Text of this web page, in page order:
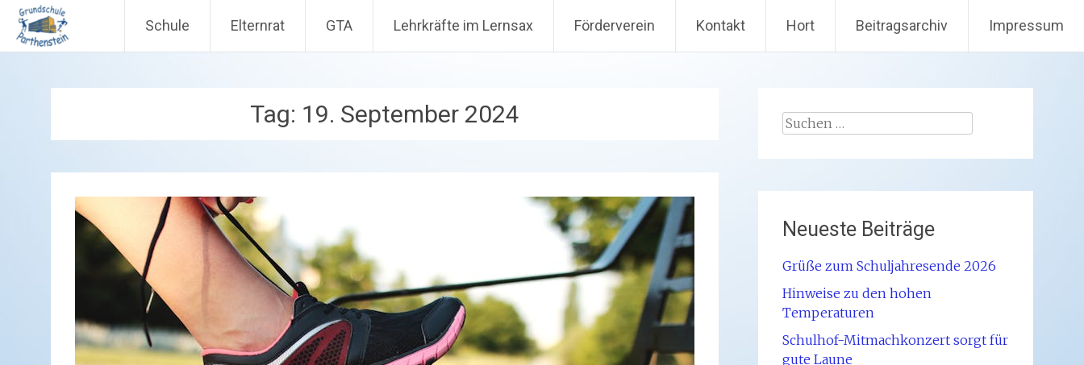
Schule Elternrat GTA Lehrkräfte im Lernsax Förderverein Kontakt Hort Beitragsarchiv Impressum
Tag: 19. September 2024
Suchen
Neueste Beiträge
Grüße zum Schuljahresende 2026
Hinweise zu den hohen
Temperaturen
Schulhof-Mitmachkonzert sorgt für
gute Laune